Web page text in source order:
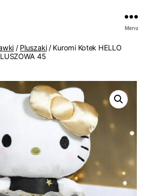
Menu
/ Pluszaki/ Kuromi Kotek HELLO
45